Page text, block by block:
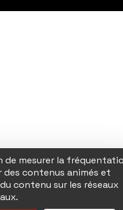
de mesurer la
contenus animés et
contenu sur les réseaux